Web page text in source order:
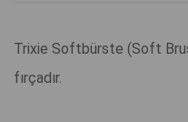
Trixie Softbürste (Soft
fırçadır.